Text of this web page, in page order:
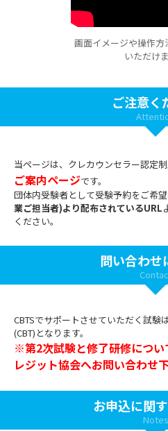
画面イメージや操作
いただけま
ご注意く
当ページは、クレカウンセラー認定
ご案内ページです。
団体内受験者として受験予約をご希望
業ご担当者)より配布されているURL
ください。
問い合わせ
CBTSでサポートさせていただく試験
(CBT)となります。
※第2次試験と修了研修につ
レジット協会へお問い合わせ下
お申込に関
Notes